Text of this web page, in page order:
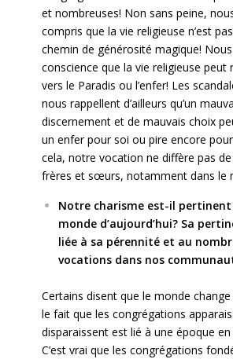
et nombreuses! Non sans peine,
compris que la vie religieuse n’est
chemin de générosité magique!
conscience que la vie religieuse peut
vers le Paradis ou l’enfer! Les
nous rappellent d’ailleurs qu’un
discernement et de mauvais choix
un enfer pour soi ou pire encore
cela, notre vocation ne diffère pas
frères et sœurs, notamment dans le
Notre charisme est-il
monde d’aujourd’hui? Sa
liée à sa pérennité et au
vocations dans nos
Certains disent que le monde change
le fait que les congrégations
disparaissent est lié à une époque
C’est vrai que les congrégations